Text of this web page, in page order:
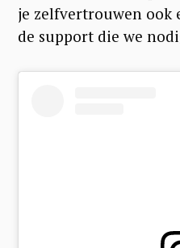
je zelfvertrouwen ook
de support die we